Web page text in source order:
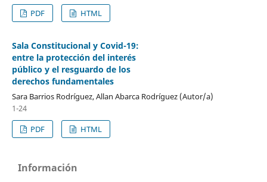
PDF
HTML
Sala Constitucional y Covid-19:
entre la protección del interés
público y el resguardo de los
derechos fundamentales
Sara Barrios Rodríguez, Allan Abarca Rodríguez (Autor/a)
1-24
PDF
HTML
Información